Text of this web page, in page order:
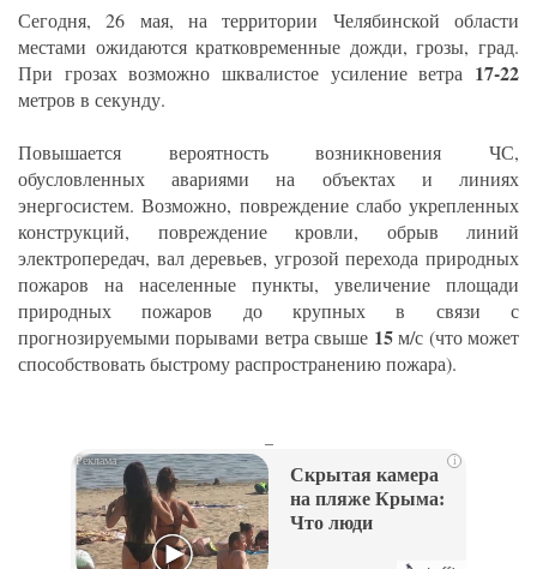
Сегодня, 26 мая, на территории Челябинской области
местами ожидаются кратковременные дожди, грозы, град.
При грозах возможно шквалистое усиление ветра 17-22
метров в секунду.
Повышается вероятность возникновения ЧС,
обусловленных авариями на объектах и линиях
энергосистем. Возможно, повреждение слабо укрепленных
конструкций, повреждение кровли, обрыв линий
электропередач, вал деревьев, угрозой перехода природных
пожаров на населенные пункты, увеличение площади
природных пожаров до крупных в связи с
прогнозируемыми порывами ветра свыше 15м/с (что может
способствовать быстрому распространению пожара).
i
Скрытая камера
на пляже Крыма:
Что люди